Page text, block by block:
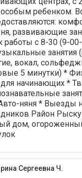
особым ребенком.
развивающие
работы с 8-30 (9-
занятия
вокал,
5 минутки) *
начинающих *
няня * Выезды
Район
дом,
Сергеевна Ч.